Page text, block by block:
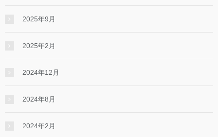
2025年9月
2025年2月
2024年12月
2024年8月
2024年2月